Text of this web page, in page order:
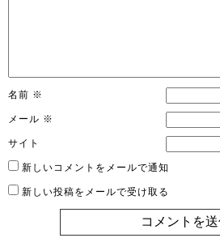
名前 ※
メール ※
サイト
新しいコメントをメールで通知
新しい投稿をメールで受け取る